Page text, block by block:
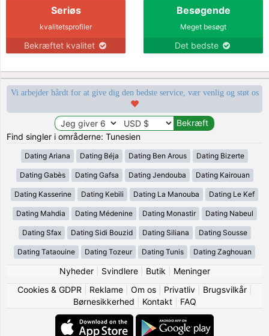
Seriøs
kvalitetsprofiler
Bekræftet kvalitet
Besøgende
Meget besøgt
Det bedste
Vi arbejder hårdt for at give dig den bedste service, vær venlig og støt os
Find singler i områderne: Tunesien
Dating Ariana Dating Béja Dating Ben Arous Dating Bizerte
Dating Gabès Dating Gafsa Dating Jendouba Dating Kairouan
Dating Kasserine Dating Kebili Dating La Manouba Dating Le Kef
Dating Mahdia Dating Médenine Dating Monastir Dating Nabeul
Dating Sfax Dating Sidi Bouzid Dating Siliana Dating Sousse
Dating Tataouine Dating Tozeur Dating Tunis Dating Zaghouan
Nyheder| Svindlere| Butik
Meninger
Cookies & GDPR
Reklame| Om os| Privatliv| Brugsvilkår|
Børnesikkerhed
Kontakt| FAQ